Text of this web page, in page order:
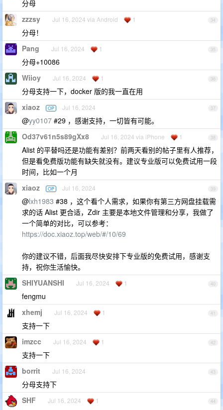
分母
34
zzzsy Jul 16, 2024 via Android 1
分母！
35
Pang Jul 16, 2024 1
分母+10086
36
Wiioy Jul 16, 2024 1
分母支持一下，docker 版的我一直在用
37
xiaoz OP Jul 16, 2024
@yy0107 #29 ，感谢支持，一切皆有可能。
38
Od37v61n5s89gXx8 Jul 16, 2024 via iPhone 1
Alist 的平替吗还是功能有差别？前两天看别的帖子里有人推荐，
但是看免费版功能有缺失就没有。建议专业版可以免费试用一段
时间，比如一个月
39
xiaoz OP Jul 16, 2024
@lxh1983 #38 ，这个看个人需求，如果你有第三方网盘挂载需
求的话 Alist 更合适，Zdir 主要是本地文件管理和分享，我做了
一个简单的对比，可以参考：
https://doc.xiaoz.top/web/#/10/69
你的建议不错，后面我尽快安排下专业版的免费试用，感谢支
持，祝你生活愉快。
40
SHIYUANSHI Jul 16, 2024 1
fengmu
41
xhemj Jul 16, 2024 1
支持一下
42
imzcc Jul 16, 2024 1
支持一下
43
borrit Jul 16, 2024
分母支持下
44
SHF Jul 16, 2024 1